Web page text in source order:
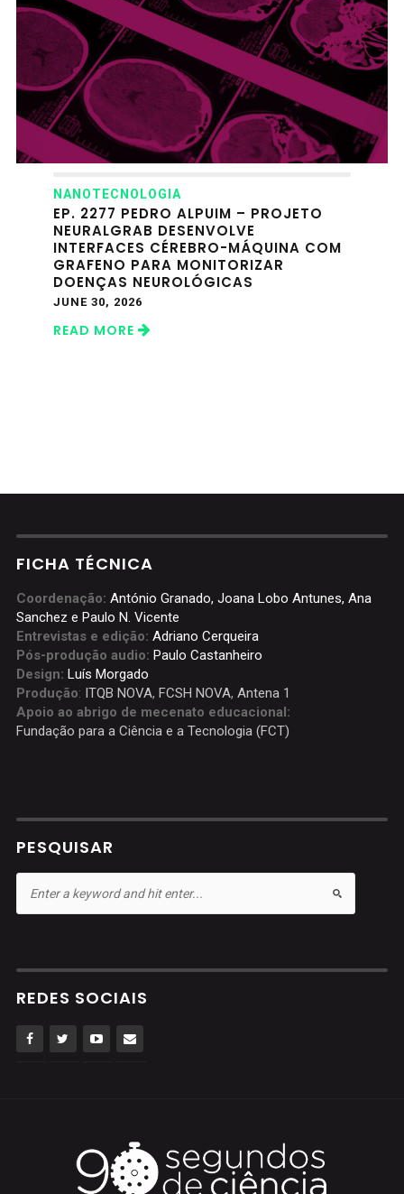
NANOTECNOLOGIA
EP. 2277 PEDRO ALPUIM – PROJETO
NEURALGRAB DESENVOLVE
INTERFACES CÉREBRO-MÁQUINA COM
GRAFENO PARA MONITORIZAR
DOENÇAS NEUROLÓGICAS
JUNE 30, 2026
READ MORE
FICHA TÉCNICA
Coordenação: António Granado, Joana Lobo Antunes, Ana
Sanchez e Paulo N. Vicente
Entrevistas e edição: Adriano Cerqueira
Pós-produção audio: Paulo Castanheiro
Design: Luís Morgado
Produção: ITQB NOVA, FCSH NOVA, Antena 1
Apoio ao abrigo de mecenato educacional:
Fundação para a Ciência e a Tecnologia (FCT)
PESQUISAR
REDES SOCIAIS